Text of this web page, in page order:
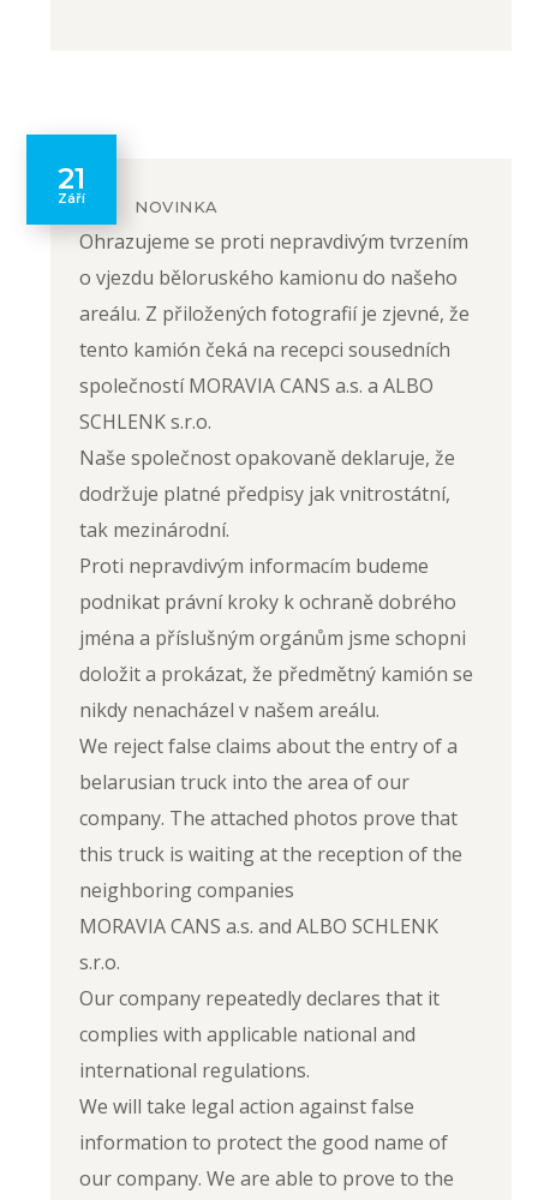
21
Září NOVINKA
Ohrazujeme se proti nepravdivým tvrzením
o vjezdu běloruského kamionu do našeho
areálu. Z přiložených fotografií je zjevné, že
tento kamión čeká na recepci sousedních
společností MORAVIA CANS a.s. a ALBO
SCHLENK s.r.o.
Naše společnost opakovaně deklaruje, že
dodržuje platné předpisy jak vnitrostátní,
tak mezinárodní.
Proti nepravdivým informacím budeme
podnikat právní kroky k ochraně dobrého
jména a příslušným orgánům jsme schopni
doložit a prokázat, že předmětný kamión se
nikdy nenacházel v našem areálu.
We reject false claims about the entry of a
belarusian truck into the area of our
company. The attached photos prove that
this truck is waiting at the reception of the
neighboring companies
MORAVIA CANS a.s. and ALBO SCHLENK
s.r.o.
Our company repeatedly declares that it
complies with applicable national and
international regulations.
We will take legal action against false
information to protect the good name of
our company. We are able to prove to the